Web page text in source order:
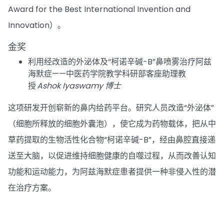
Award for the Best International Invention and
Innovation）。
金奖
利用经改造的外泌体及“柯诺辛碱-B”鼻喷雾治疗阿兹
海默症——中医药学院教学科研部客座助理教
授Ashok Iyaswamy 博士
这项研发开创崭新的鼻内给药平台。研究人员改造“外泌体”
（细胞所释放的细胞外囊泡），使它成为药物载体，把从中
草药提取的生物活性化合物“柯诺辛碱-B”，经由鼻腔直接递
送至大脑，以促进维持细胞健康的自噬过程，从而改善认知
功能和运动能力，为阿兹海默症患者提供一种非侵入性的潜
在治疗方案。